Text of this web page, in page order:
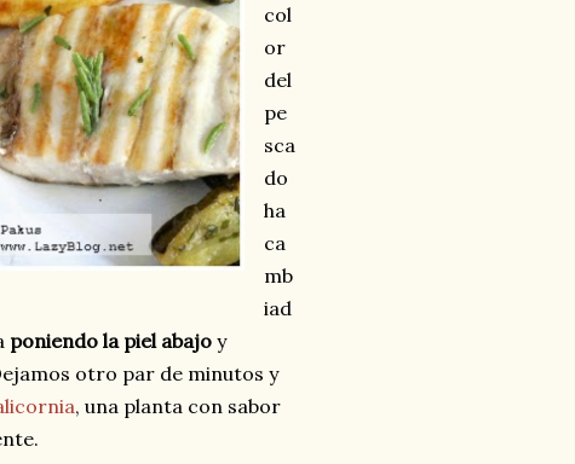
col
or
del
pe
sca
do
ha
ca
mb
iad
poniendo la piel abajo y
otro par de minutos y
, una planta con sabor